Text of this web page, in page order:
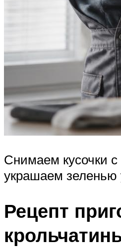
Снимаем кусочки
украшаем зеленью
Рецепт